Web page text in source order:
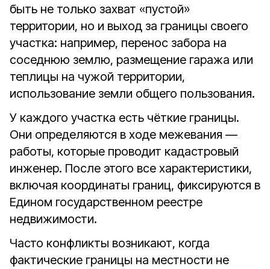
быть не только захват «пустой»
территории, но и выход за границы своего
участка: например, перенос забора на
соседнюю землю, размещение гаража или
теплицы на чужой территории,
использование земли общего пользования.
У каждого участка есть чёткие границы.
Они определяются в ходе межевания —
работы, которые проводит кадастровый
инженер. После этого все характеристики,
включая координаты границ, фиксируются в
Едином государственном реестре
недвижимости.
Часто конфликты возникают, когда
фактические границы на местности не